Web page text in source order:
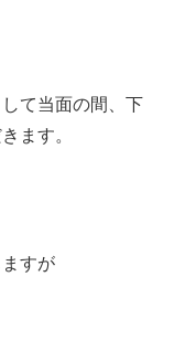
て当面の間、下
ます。
すが